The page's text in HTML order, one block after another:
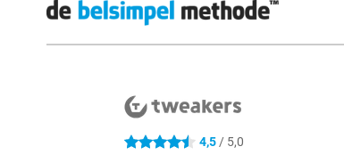
4.5 sterren 4,5/ 5,0